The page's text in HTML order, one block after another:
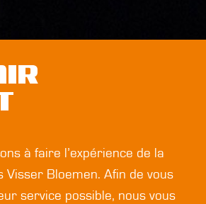
à faire l’expérience de la
Visser Bloemen. Afin de vous
service possible, nous vous